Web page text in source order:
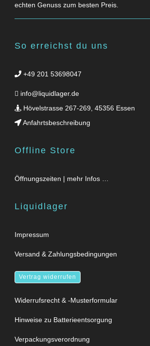
echten Genuss zum besten Preis.
So erreichst du uns
+49 201 53698047
info@liquidlager.de
Hövelstrasse 267-269, 45356 Essen
Anfahrtsbeschreibung
Offline Store
Öffnungszeiten | mehr Infos …
Liquidlager
Impressum
Versand & Zahlungsbedingungen
Vertrag widerrufen
Widerrufsrecht & -Musterformular
Hinweise zu Batterieentsorgung
Verpackungsverordnung